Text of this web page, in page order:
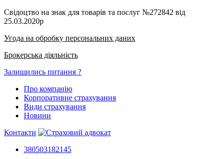
Свідоцтво на знак для товарів та послуг №272842 від
25.03.2020р
Угода на обробку персональних даних
Брокерська діяльність
Залишились питання ?
Про компанію
Корпоративне страхування
Види страхування
Новини
Контакти
380503182145